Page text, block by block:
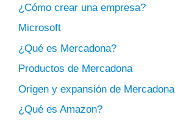
¿Cómo crear una empresa?
Microsoft
¿Qué es Mercadona?
Productos de Mercadona
Origen y expansión de Mercadona
¿Qué es Amazon?